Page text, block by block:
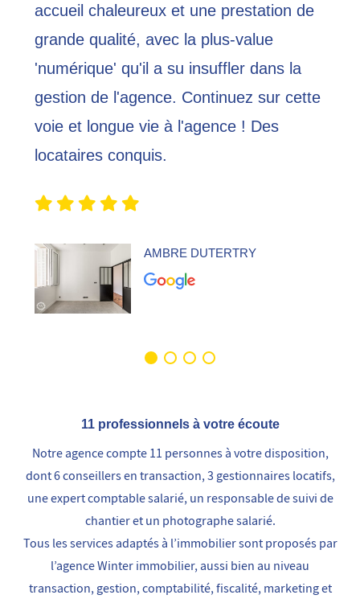
accueil chaleureux et une prestation de
grande qualité, avec la plus-value
'numérique' qu'il a su insuffler dans la
gestion de l'agence. Continuez sur cette
voie et longue vie à l'agence ! Des
locataires conquis.
AMBRE DUTERTRY
11 professionnels à votre écoute
Notre agence compte 11 personnes à votre disposition,
dont 6 conseillers en transaction, 3 gestionnaires locatifs,
une expert comptable salarié, un responsable de suivi de
chantier et un photographe salarié.
Tous les services adaptés à l’immobilier sont proposés par
l’agence Winter immobilier, aussi bien au niveau
transaction, gestion, comptabilité, fiscalité, marketing et